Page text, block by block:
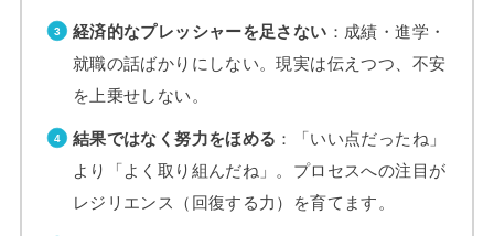
経済的なプレッシャーを足さない ：成績・進学・
就職の話ばかりにしない。現実は伝えつつ、不安
を上乗せしない。
結果ではなく努力をほめる ：「いい点だったね」
より「よく取り組んだね」。プロセスへの注目が
レジリエンス（回復する力）を育てます。